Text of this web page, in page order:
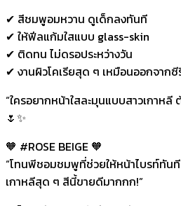
✔ สีชมพูอมหวาน ดูเด็กลงทันที
✔ ให้ฟีลแก้มใสแบบ glass-skin
✔ ติดทน ไม่ดรอประหว่างวัน
✔ งานผิวโคเรียสุด ๆ เหมือนออกจากซี
“ใครอยากหน้าใสละมุนแบบสาวเกาห
🌷✨
🧡 #ROSE BEIGE 🧡
“โทนพีชอมชมพูที่ช่วยให้หน้าไบรท์ทั
เกาหลีสุด ๆ สีนี้ขายดีมากกก!”